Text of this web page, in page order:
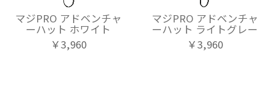
マジPRO アドベンチャ
ーハット ホワイト
￥3,960
マジPRO アドベンチャ
ーハット ライトグレー
￥3,960